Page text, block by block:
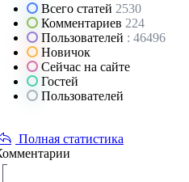
Всего статей 2530
Комментариев 224
Пользователей : 46496
Новичок
Сейчас на сайте
Гостей
Пользователей
Полная статистика